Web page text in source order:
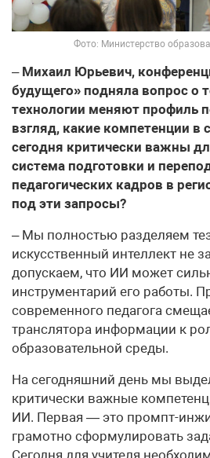
Фото: Министерство
–Михаил Юрьевич,
будущего» подняла вопрос о
технологии меняют профиль
взгляд, какие компетенции в
сегодня критически важны
система подготовки и
педагогических кадров в
под эти запросы?
– Мы полностью разделяем
искусственный интеллект не
допускаем, что ИИ может
инструментарий его работы.
современного педагога
транслятора информации к
образовательной среды.
На сегодняшний день мы
критически важные
ИИ. Первая — это промпт-
грамотно сформулировать
Сегодня для учителя